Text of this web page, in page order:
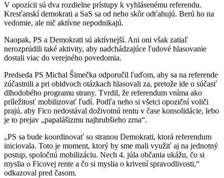
V opozícii sú dva rozdielne prístupy k vyhlásenému referendu.
Kresťanskí demokrati a SaS sa od neho skôr odťahujú. Berú ho na
vedomie, ale nič aktívne nepodnikajú.
Naopak, PS a Demokrati sú aktívnejší. Ani oni však zatiaľ
nerozprúdili také aktivity, aby nadchádzajúce ľudové hlasovanie
dostali viac do verejného povedomia.
Predseda PS Michal Šimečka odporučil ľuďom, aby sa na referende
zúčastnili a pri obidvoch otázkach hlasovali za, pretože ide o súčasť
dlhodobého programu strany. Tvrdil, že referendum vníma ako
príležitosť mobilizovať ľudí. Podľa neho si všetci opoziční voliči
prajú, aby Fico nedostával doživotnú rentu v čase konsolidácie, lebo
je to prejav „papalášizmu najhrubšieho zrna“.
„PS sa bude koordinovať so stranou Demokrati, ktorá referendum
iniciovala. Toto je moment, ktorý by sme mali využiť aj na jednotný
postup, spoločnú mobilizáciu. Nech 4. júla občania ukážu, čo si
myslia o Ficovej rente a čo si myslia o krivení spravodlivosti,“
odkazoval pred časom.